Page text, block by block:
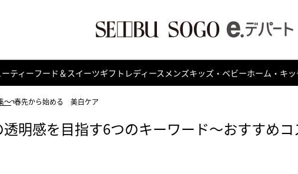
ティーフード＆スイーツギフト レディース メンズキッズ・ベビーホーム・キ
～ 春先から始める 美白ケア
透明感を目指す6つのキーワード～おすすめ